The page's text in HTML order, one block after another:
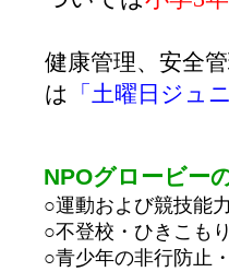
健康管理、安全
は 「土曜日ジュ
NPOグロービー
○運動および競技能
○不登校・ひきこも
○青少年の非行防止